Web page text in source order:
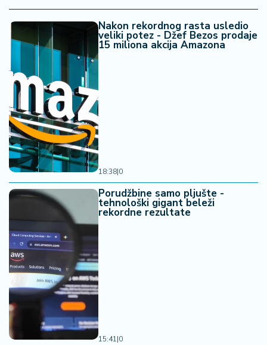
Nakon rekordnog rasta usledio
veliki potez - Džef Bezos prodaje
15 miliona akcija Amazona
18:38|0
Porudžbine samo pljušte -
tehnološki gigant beleži
rekordne rezultate
15:41|0